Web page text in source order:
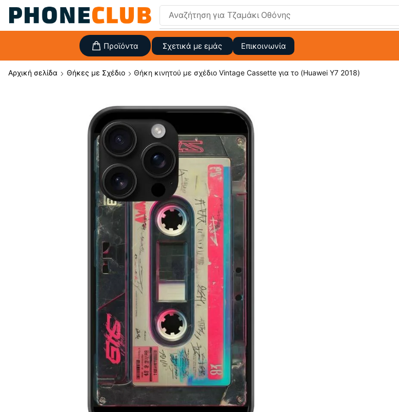
Αναζήτηση για Τζαμάκι Οθόνης
Προϊόντα Σχετικά με εμάς Επικοινωνία
Αρχική σελίδα Θήκες με Σχέδιο Θήκη κινητού με σχέδιο Vintage Cassette για το (Huawei Y7 2018)